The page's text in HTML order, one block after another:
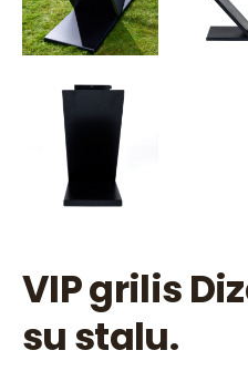
VIP grilis
su stalu.